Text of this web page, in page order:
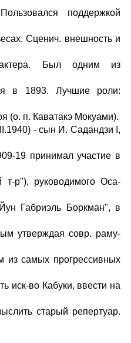
поддержкой
Сценич. внешность и
актера. Был одним из
в 1893. Лучшие роли:
(о. п. Каватакэ Мокуами).
- сын И. Садандзи I,
19 принимал участие в
т-р"), руководимого Оса-
Габриэль Боркман", в
утверждая совр. раму-
из самых прогрессивных
иск-во Кабуки, ввести на
старый репертуар.